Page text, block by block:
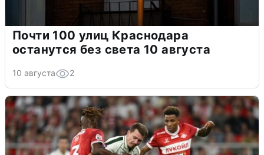
Почти 100 улиц Краснодара
останутся без света 10 августа
10 августа 2